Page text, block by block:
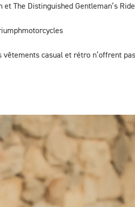
The Distinguished Gentleman’s
casual et rétro n’offrent